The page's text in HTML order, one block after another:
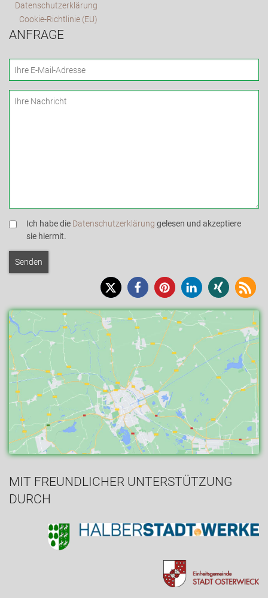
Datenschutzerklärung
Cookie-Richtlinie (EU)
ANFRAGE
Ich habe die Datenschutzerklärung gelesen und akzeptiere
sie hiermit.
MIT FREUNDLICHER UNTERSTÜTZUNG
DURCH